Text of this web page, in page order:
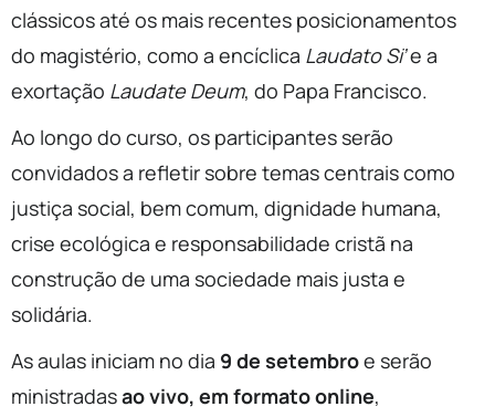
clássicos até os mais recentes posicionamentos
do magistério, como a encíclica Laudato Si’e a
exortação Laudate Deum, do Papa Francisco.
Ao longo do curso, os participantes serão
convidados a refletir sobre temas centrais como
justiça social, bem comum, dignidade humana,
crise ecológica e responsabilidade cristã na
construção de uma sociedade mais justa e
solidária.
As aulas iniciam no dia 9 de setembroe serão
ministradasao vivo, em formato online,